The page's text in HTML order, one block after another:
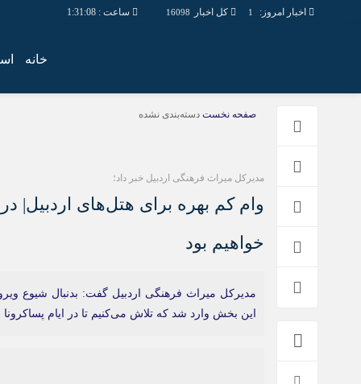
کل اخبار 16098 اخبار امروز: 1 ساعت : 1:31:09
خانه
صفحه نخست دسته‌بندی نشده
مدیرکل میراث فرهنگی اردبیل خبر داد؛
وام کم بهره برای هتل‌های اردبیل|
خواهیم بود
مدیرکل میراث فرهنگی اردبیل گفت: بدنبال شیوع
این بخش وارد شد که تلاش می‌کنیم تا در ایام